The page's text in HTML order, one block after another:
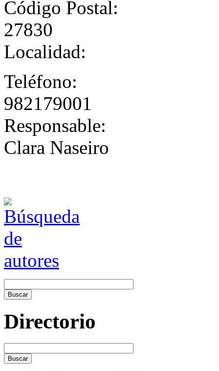
Código Postal:
27830
Localidad:
Teléfono:
982179001
Responsable:
Clara Naseiro
Directorio